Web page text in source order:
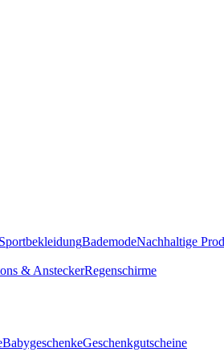
SportbekleidungBademodeNachhaltige
& AnsteckerRegenschirme
BabygeschenkeGeschenkgutscheine